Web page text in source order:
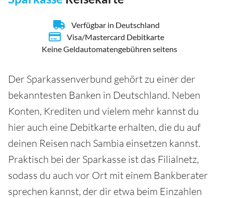
Verfügbar in Deutschland
Visa/Mastercard Debitkarte
Keine Geldautomatengebühren seitens
Der Sparkassenverbund gehört zu einer der
bekanntesten Banken in Deutschland. Neben
Konten, Krediten und vielem mehr kannst du
hier auch eine Debitkarte erhalten, die du auf
deinen Reisen nach Sambia einsetzen kannst.
Praktisch bei der Sparkasse ist das Filialnetz,
sodass du auch vor Ort mit einem Bankberater
sprechen kannst, der dir etwa beim Einzahlen